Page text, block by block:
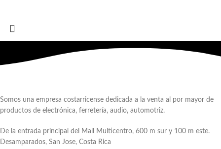
Somos una empresa costarricense dedicada a la venta al por mayor de
productos de electrónica, ferretería, audio, automotriz.
De la entrada principal del Mall Multicentro, 600 m sur y 100 m este.
Desamparados, San Jose, Costa Rica